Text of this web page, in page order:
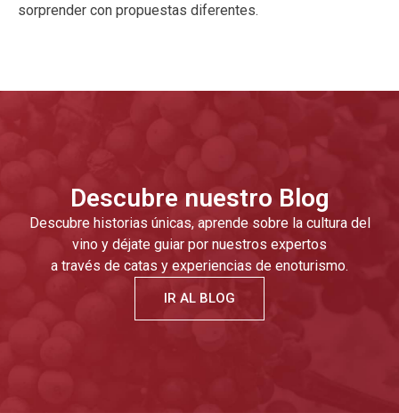
sorprender con propuestas diferentes.
Descubre nuestro Blog
Descubre historias únicas, aprende sobre la cultura del
vino y déjate guiar por nuestros expertos
a través de catas y experiencias de enoturismo.
IR AL BLOG